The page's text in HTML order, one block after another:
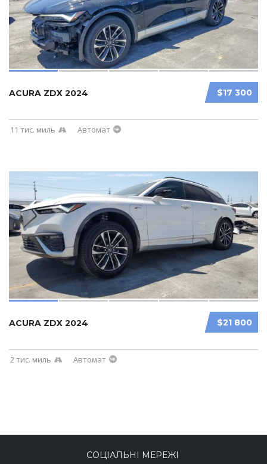
$17 300
ACURA ZDX 2024
11 тис. миль Автомат
$21 800
ACURA ZDX 2024
2 тис. миль Автомат
СОЦІАЛЬНІ МЕРЕЖІ